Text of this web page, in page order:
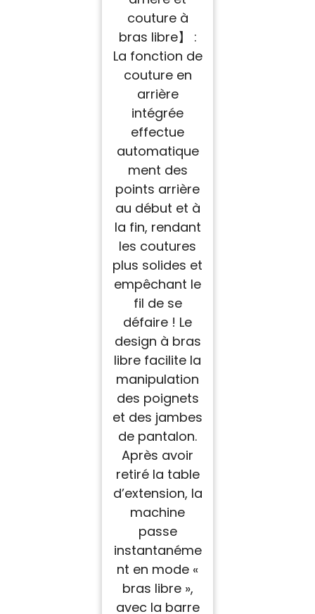
couture à
bras libre】 :
La fonction de
couture en
arrière
intégrée
effectue
automatique
ment des
points arrière
au début et à
la fin, rendant
les coutures
plus solides et
empêchant le
fil de se
défaire ! Le
design à bras
libre facilite la
manipulation
des poignets
et des jambes
de pantalon.
Après avoir
retiré la table
d’extension, la
machine
passe
instantanéme
nt en mode «
bras libre »,
avec la barre